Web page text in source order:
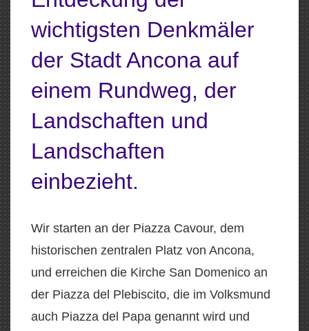
wichtigsten Denkmäler
der Stadt Ancona auf
einem Rundweg, der
Landschaften und
Landschaften
einbezieht.
Wir starten an der Piazza Cavour, dem
historischen zentralen Platz von Ancona,
und erreichen die Kirche San Domenico an
der Piazza del Plebiscito, die im Volksmund
auch Piazza del Papa genannt wird und